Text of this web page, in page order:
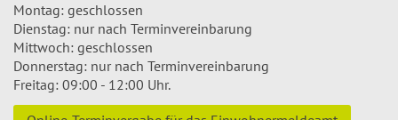
Montag: geschlossen
Dienstag: nur nach Terminvereinbarung
Mittwoch: geschlossen
Donnerstag: nur nach Terminvereinbarung
Freitag: 09:00 - 12:00 Uhr.